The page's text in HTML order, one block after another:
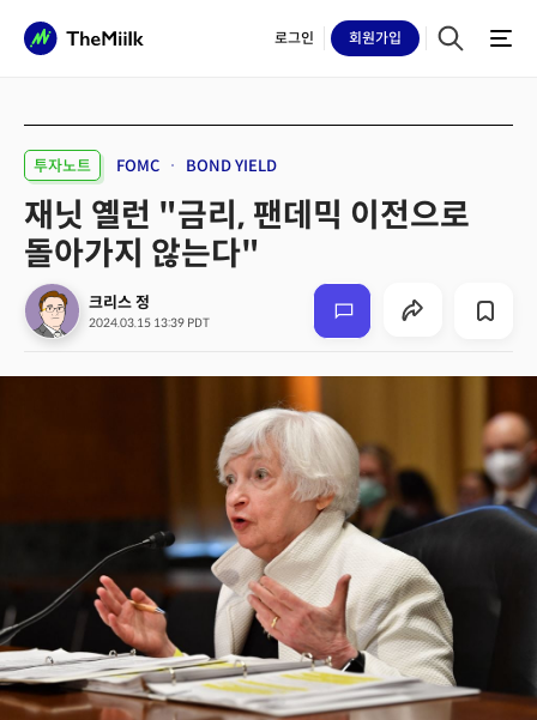
로그인 회원가입
투자노트 FOMC BOND YIELD
재닛 옐런 "금리, 팬데믹 이전으로
돌아가지 않는다"
크리스 정
2024.03.15 13:39 PDT